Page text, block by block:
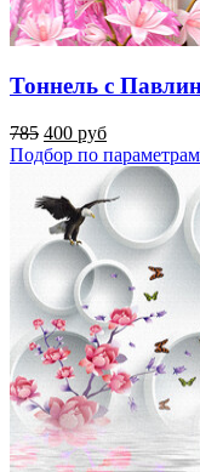
Тоннель с
785 400 руб
Подбор по параметрам